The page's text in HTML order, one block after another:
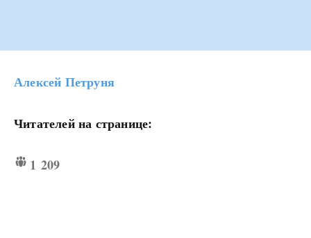
Алексей Петруня
Читателей на странице:
1 209